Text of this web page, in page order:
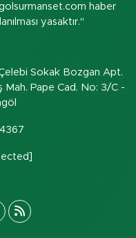
haber
yasaktır."
Sokak Bozgan Apt.
Pape Cad. No: 3/C -